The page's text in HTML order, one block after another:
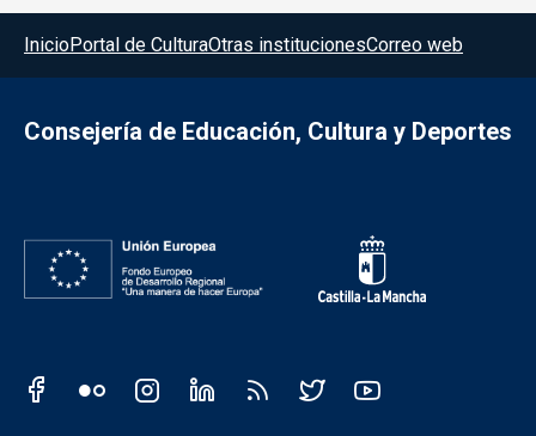
Menú del pie
InicioPortal de CulturaOtras institucionesCorreo web
Consejería de Educación, Cultura y Deportes
Redes sociales JCCM